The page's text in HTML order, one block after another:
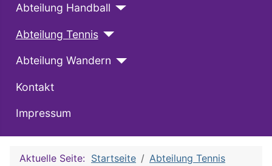
Abteilung Handball
Abteilung Tennis
Abteilung Wandern
Kontakt
Impressum
Aktuelle Seite: Startseite
Abteilung Tennis